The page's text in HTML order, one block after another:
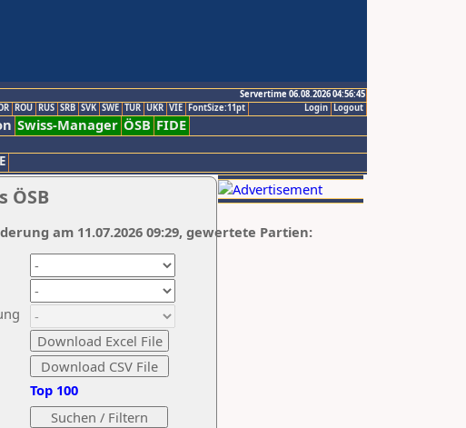
Servertime 06.08.2026 04:56:45
Logout
Login
ROU RUS SRB SVK SWE TUR UKR VIE FontSize:11pt
Swiss-Manager ÖSB FIDE
ÖSB
Top 100
am 11.07.2026 09:29, gewertete Partien: